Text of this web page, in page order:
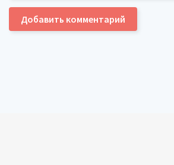
Добавить комментарий